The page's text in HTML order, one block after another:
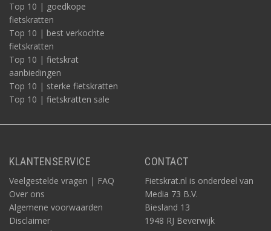
Top 10 | goedkope
fietskratten
Top 10 | best verkochte
fietskratten
Top 10 | fietskrat
aanbiedingen
Top 10 | sterke fietskratten
Top 10 | fietskratten sale
KLANTENSERVICE
Veelgestelde vragen | FAQ
Over ons
Algemene voorwaarden
Disclaimer
CONTACT
Fietskrat.nl is onderdeel van
Media 73 B.V.
Biesland 13
1948 RJ Beverwijk